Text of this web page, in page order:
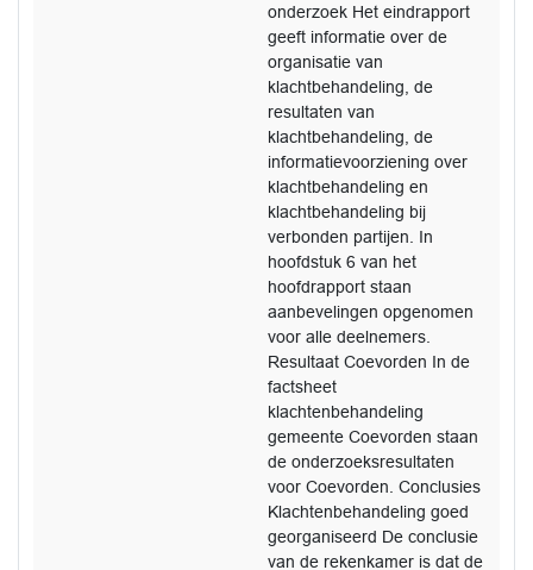
onderzoek Het eindrapport
geeft informatie over de
organisatie van
klachtbehandeling, de
resultaten van
klachtbehandeling, de
informatievoorziening over
klachtbehandeling en
klachtbehandeling bij
verbonden partijen. In
hoofdstuk 6 van het
hoofdrapport staan
aanbevelingen opgenomen
voor alle deelnemers.
Resultaat Coevorden In de
factsheet
klachtenbehandeling
gemeente Coevorden staan
de onderzoeksresultaten
voor Coevorden. Conclusies
Klachtenbehandeling goed
georganiseerd De conclusie
van de rekenkamer is dat de